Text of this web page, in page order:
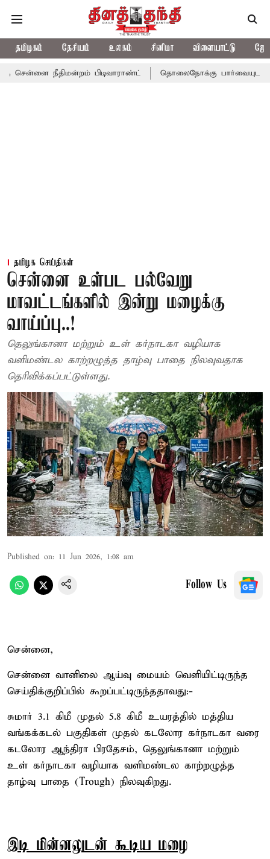
தமிழகம் தேசியம் உலகம் சினிமா விளையாட்டு
நீதிமன்றம் பிடிவாராண்ட் தொலைநோக்கு பார்வையுடன் கூடிய
தமிழக செய்திகள்
சென்னை உள்பட பல்வேறு
மாவட்டங்களில் இன்று மழைக்கு
வாய்ப்பு..!
தெலுங்கானா மற்றும் உள் கர்நாடகா வழியாக
வளிமண்டல காற்றழுத்த தாழ்வு பாதை நிலவுவதாக
தெரிவிக்கப்பட்டுள்ளது.
Published on: 11 Jun 2026, 1:08 am
Follow Us
சென்னை,
சென்னை வானிலை ஆய்வு மையம் வெளியிட்டிருந்த
செய்திக்குறிப்பில் கூறப்பட்டிருந்ததாவது:-
சுமார் 3.1 கிமீ முதல் 5.8 கிமீ உயரத்தில் மத்திய
வங்கக்கடல் பகுதிகள் முதல் கடலோர கர்நாடகா வரை
கடலோர ஆந்திரா பிரதேசம், தெலுங்கானா மற்றும்
உள் கர்நாடகா வழியாக வளிமண்டல காற்றழுத்த
தாழ்வு பாதை (Trough) நிலவுகிறது.
இடி மின்னலுடன் கூடிய மழை